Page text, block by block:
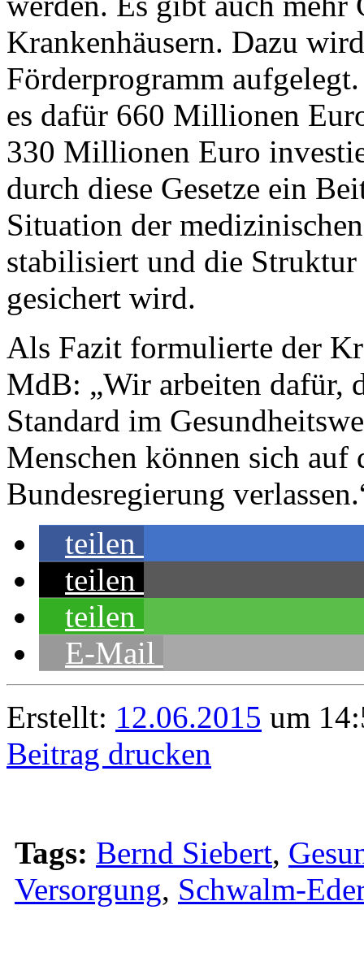
Krankenhäusern. Dazu
Förderprogramm
es dafür 660 Millionen
330 Millionen Euro
durch diese Gesetze ein
Situation der
stabilisiert und die
gesichert wird.
Als Fazit formulierte der
MdB: „Wir arbeiten dafür,
Standard im
Menschen können sich
Bundesregierung
teilen
teilen
teilen
E-Mail
Erstellt: 12.06.2015 um
Beitrag drucken
Tags: Bernd Siebert,
Versorgung, Schwalm-